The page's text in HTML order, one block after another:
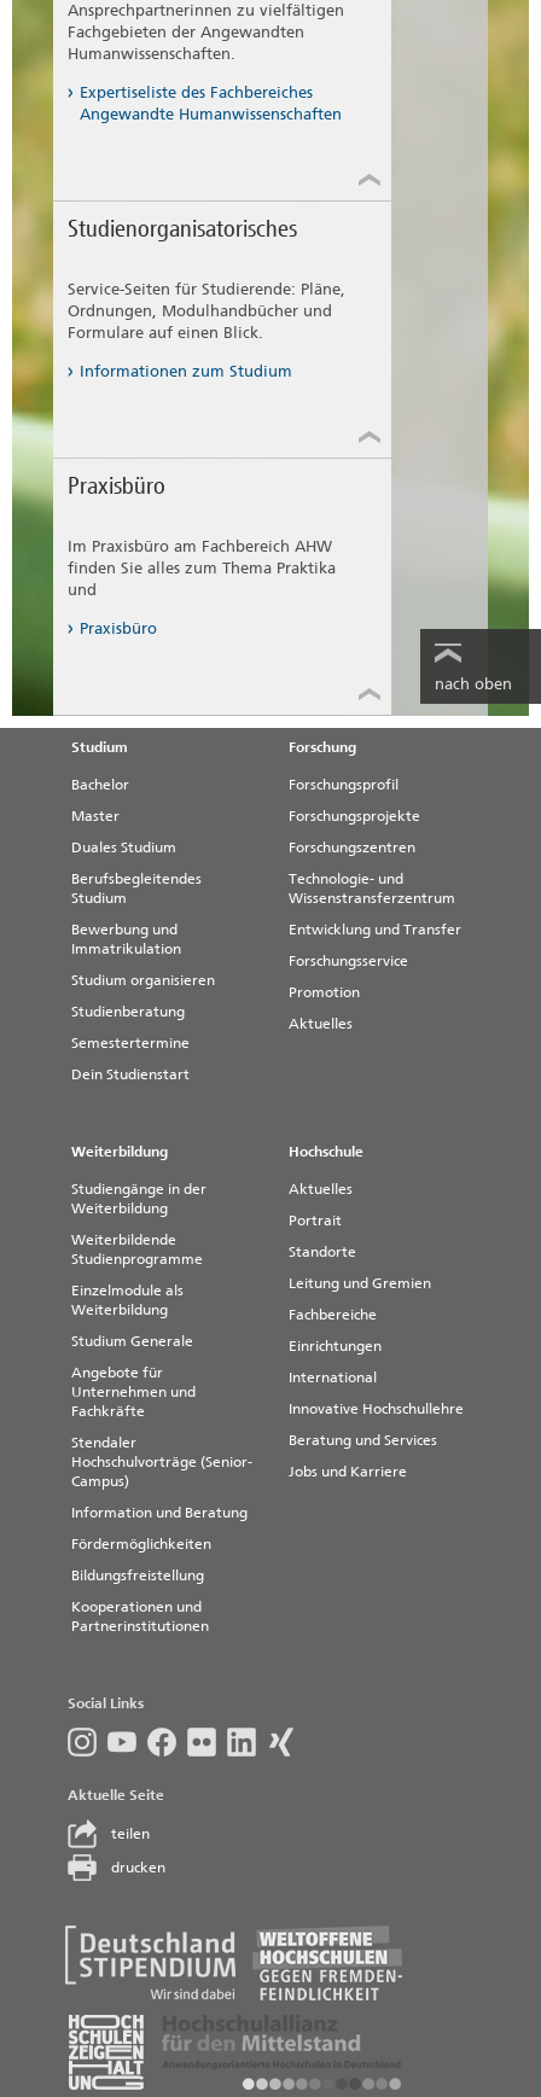
Justin Ebbrecht
E-Mail:kipaed@hochschulscout.de
Scout Bachelor Psychologie in der
Rehabilitation | Master
Scout für den gesamten Fachbereich
Informationen aus erster Hand zum
Fachbereich vom Hochschulscout
Informationen zu Turtorien
Ansprechpartnerinnen zu vielfältigen
Fachgebieten der Angewandten
Humanwissenschaften.
Expertiseliste des Fachbereiches
Angewandte Humanwissenschaften
Studienorganisatorisches
Service-Seiten für Studierende: Pläne,
Ordnungen, Modulhandbücher und
Formulare auf einen Blick.
Informationen zum Studium
Praxisbüro
Im Praxisbüro am Fachbereich AHW
finden Sie alles zum Thema Praktika
und
Praxisbüro
nach oben
Studium
Bachelor
Master
Duales Studium
Berufsbegleitendes
Studium
Bewerbung und
Immatrikulation
Studium organisieren
Studienberatung
Semestertermine
Dein Studienstart
Forschung
Forschungsprofil
Forschungsprojekte
Forschungszentren
Technologie- und
Wissenstransferzentrum
Entwicklung und Transfer
Forschungsservice
Promotion
Aktuelles
Weiterbildung
Studiengänge in der
Weiterbildung
Weiterbildende
Studienprogramme
Einzelmodule als
Weiterbildung
Studium Generale
Angebote für
Unternehmen und
Fachkräfte
Stendaler
Hochschulvorträge (Senior-
Campus)
Information und Beratung
Fördermöglichkeiten
Bildungsfreistellung
Kooperationen und
Partnerinstitutionen
Hochschule
Aktuelles
Portrait
Standorte
Leitung und Gremien
Fachbereiche
Einrichtungen
International
Innovative Hochschullehre
Beratung und Services
Jobs und Karriere
Social Links
Aktuelle Seite
teilen
drucken